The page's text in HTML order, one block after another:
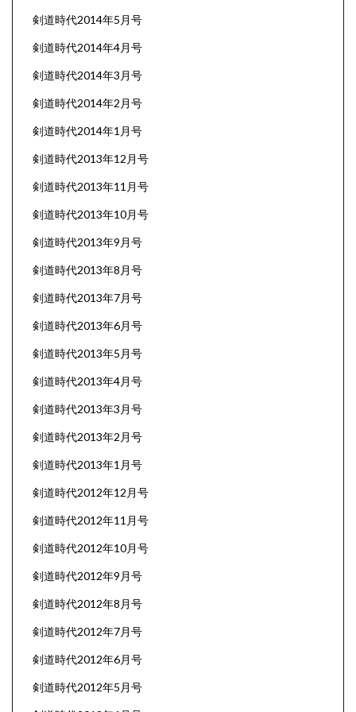
剣道時代2014年5月号
剣道時代2014年4月号
剣道時代2014年3月号
剣道時代2014年2月号
剣道時代2014年1月号
剣道時代2013年12月号
剣道時代2013年11月号
剣道時代2013年10月号
剣道時代2013年9月号
剣道時代2013年8月号
剣道時代2013年7月号
剣道時代2013年6月号
剣道時代2013年5月号
剣道時代2013年4月号
剣道時代2013年3月号
剣道時代2013年2月号
剣道時代2013年1月号
剣道時代2012年12月号
剣道時代2012年11月号
剣道時代2012年10月号
剣道時代2012年9月号
剣道時代2012年8月号
剣道時代2012年7月号
剣道時代2012年6月号
剣道時代2012年5月号